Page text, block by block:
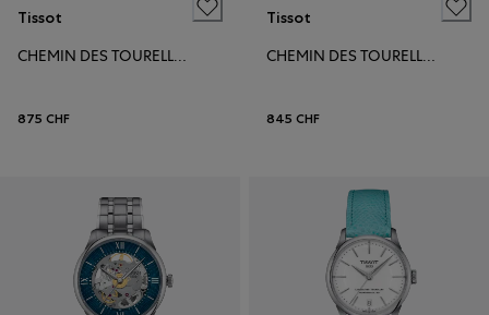
Tissot
CHEMIN DES TOURELLES POWERMATIC 80 39MM
875 CHF
Tissot
CHEMIN DES TOURELLES POWERMATIC 80 39MM
845 CHF